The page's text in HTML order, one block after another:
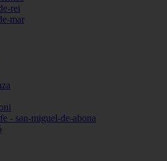
rei
mar
- san-miguel-de-abona